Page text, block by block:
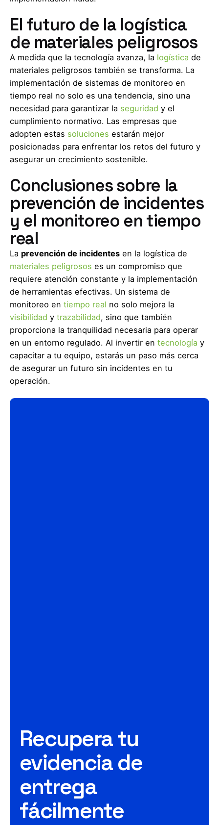
El futuro de la logística
de materiales peligrosos
A medida que la tecnología avanza, la logística de
materiales peligrosos también se transforma. La
implementación de sistemas de monitoreo en
tiempo real no solo es una tendencia, sino una
necesidad para garantizar la seguridad y el
cumplimiento normativo. Las empresas que
adopten estas soluciones estarán mejor
posicionadas para enfrentar los retos del futuro y
asegurar un crecimiento sostenible.
Conclusiones sobre la
prevención de incidentes
y el monitoreo en tiempo
real
La prevención de incidentes en la logística de
materiales peligrosos es un compromiso que
requiere atención constante y la implementación
de herramientas efectivas. Un sistema de
monitoreo en tiempo real no solo mejora la
visibilidad y trazabilidad, sino que también
proporciona la tranquilidad necesaria para operar
en un entorno regulado. Al invertir en tecnología y
capacitar a tu equipo, estarás un paso más cerca
de asegurar un futuro sin incidentes en tu
operación.
Recupera tu
evidencia de
entrega
fácilmente